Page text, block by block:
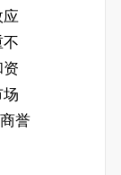
应
誉